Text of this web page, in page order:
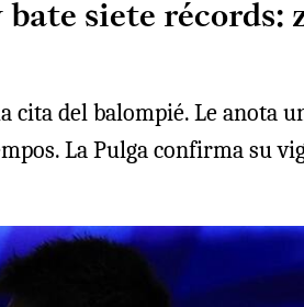
siete
del balompié. Le anota
La Pulga confirma su